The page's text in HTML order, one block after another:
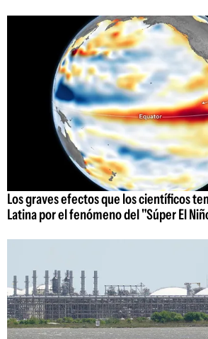
Los graves efectos que los científicos
Latina por el fenómeno del "Súper El